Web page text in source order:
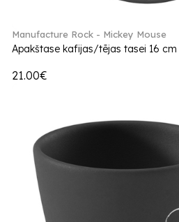
Manufacture Rock - Mickey Mouse
Apakštase kafijas/tējas tasei 16 cm
21.00€